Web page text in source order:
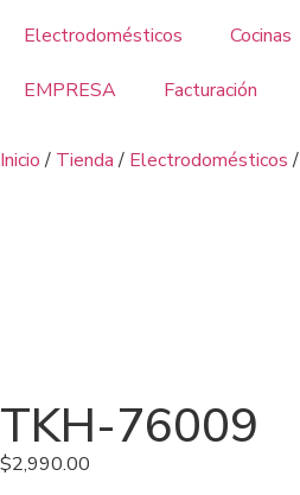
Electrodomésticos Cocinas
EMPRESA Facturación
Inicio/ Tienda/ Electrodomésticos/
TKH-76009
$2,990.00